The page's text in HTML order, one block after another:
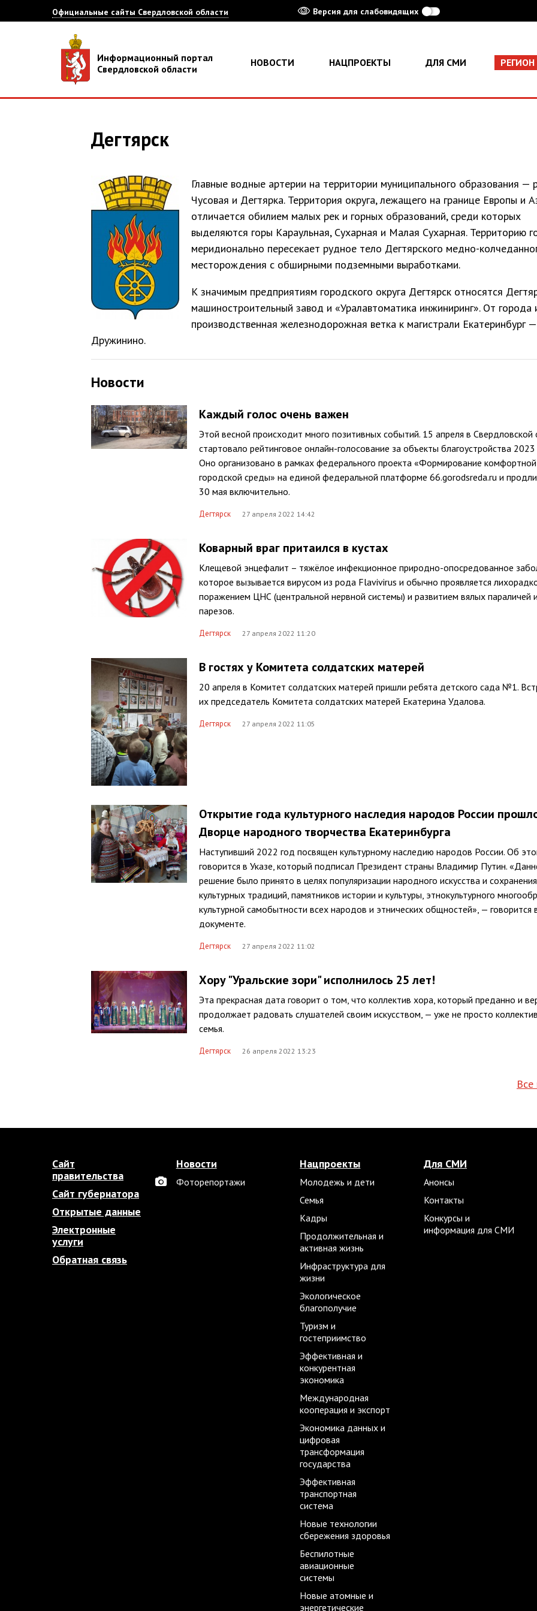
Официальные сайты Свердловской области Версия для слабовидящих
Информационный портал
Свердловской области
НОВОСТИ НАЦПРОЕКТЫ ДЛЯ СМИ РЕГИОН
Дегтярск
Главные водные артерии на территории муниципального образования —
Чусовая и Дегтярка. Территория округа, лежащего на границе Европы и
отличается обилием малых рек и горных образований, среди которых
выделяются горы Караульная, Сухарная и Малая Сухарная. Территорию
меридионально пересекает рудное тело Дегтярского медно-
месторождения с обширными подземными выработками.
К значимым предприятиям городского округа Дегтярск относятся
машиностроительный завод и «Уралавтоматика инжиниринг». От города
производственная железнодорожная ветка к магистрали Екатеринбург —
Дружинино.
Новости
Каждый голос очень важен
Этой весной происходит много позитивных событий. 15 апреля в Свердловской
стартовало рейтинговое онлайн-голосование за объекты благоустройства 2023
Оно организовано в рамках федерального проекта «Формирование комфортной
городской среды» на единой федеральной платформе 66.gorodsreda.ru и
30 мая включительно.
Дегтярск 27 апреля 2022 14:42
Коварный враг притаился в кустах
Клещевой энцефалит – тяжёлое инфекционное природно-опосредованное
которое вызывается вирусом из рода Flavivirus и обычно проявляется
поражением ЦНС (центральной нервной системы) и развитием вялых параличей и
парезов.
Дегтярск 27 апреля 2022 11:20
В гостях у Комитета солдатских матерей
20 апреля в Комитет солдатских матерей пришли ребята детского сада №1.
их председатель Комитета солдатских матерей Екатерина Удалова.
Дегтярск 27 апреля 2022 11:05
Открытие года культурного наследия народов России
Дворце народного творчества Екатеринбурга
Наступивший 2022 год посвящен культурному наследию народов России. Об
говорится в Указе, который подписал Президент страны Владимир Путин.
решение было принято в целях популяризации народного искусства и сохранения
культурных традиций, памятников истории и культуры, этнокультурного
культурной самобытности всех народов и этнических общностей», — говорится
документе.
Дегтярск 27 апреля 2022 11:02
Хору "Уральские зори" исполнилось 25 лет!
Эта прекрасная дата говорит о том, что коллектив хора, который преданно и
продолжает радовать слушателей своим искусством, — уже не просто
семья.
Дегтярск 26 апреля 2022 13:23
Все
Сайт
правительства
Сайт губернатора
Открытые данные
Электронные
услуги
Обратная связь
Новости
Фоторепортажи
Нацпроекты
Молодежь и дети
Семья
Кадры
Продолжительная и
активная жизнь
Инфраструктура для
жизни
Экологическое
благополучие
Туризм и
гостеприимство
Эффективная и
конкурентная
экономика
Международная
кооперация и экспорт
Экономика данных и
цифровая
трансформация
государства
Эффективная
транспортная
система
Новые технологии
сбережения здоровья
Беспилотные
авиационные
системы
Новые атомные и
энергетические
Для СМИ
Анонсы
Контакты
Конкурсы и
информация для СМИ